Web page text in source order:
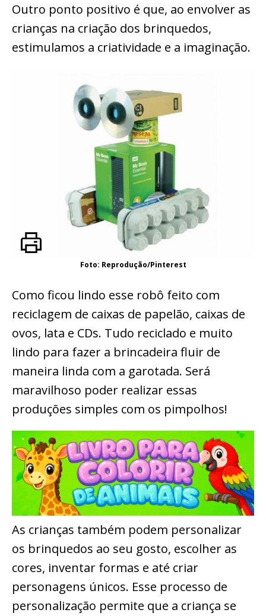
Outro ponto positivo é que, ao envolver as
crianças na criação dos brinquedos,
estimulamos a criatividade e a imaginação.
Foto: Reprodução/Pinterest
Como ficou lindo esse robô feito com
reciclagem de caixas de papelão, caixas de
ovos, lata e CDs. Tudo reciclado e muito
lindo para fazer a brincadeira fluir de
maneira linda com a garotada. Será
maravilhoso poder realizar essas
produções simples com os pimpolhos!
As crianças também podem personalizar
os brinquedos ao seu gosto, escolher as
cores, inventar formas e até criar
personagens únicos. Esse processo de
personalização permite que a criança se